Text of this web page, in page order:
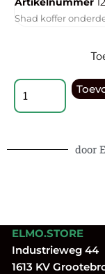
Shad koffer
door
ELMO.STORE
Industrieweg 44
1613 KV